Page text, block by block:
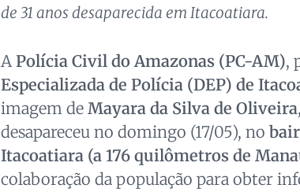
de 31 anos desaparecida em Itacoatiara.
A Polícia Civil do Amazonas (PC-AM),
Especializada de Polícia (DEP) de
imagem de Mayara da Silva de Oliveira
desapareceu no domingo (17/05), no
Itacoatiara (a 176 quilômetros de
colaboração da população para obter